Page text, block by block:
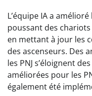
L’équipe IA a
poussant des
en mettant à jour les
des ascenseurs. Des
les PNJ s’éloignent
améliorées pour les
également été